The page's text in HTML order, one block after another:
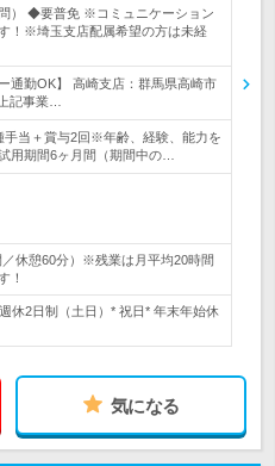
） ◆要普免 ※コミュニケーション
！※埼玉支店配属希望の方は未経
通勤OK】 高崎支店：群馬県高崎市
記事業…
手当＋賞与2回※年齢、経験、能力を
用期間6ヶ月間（期間中の…
休憩60分）※残業は月平均20時間
！
休2日制（土日）* 祝日* 年末年始休
気になる